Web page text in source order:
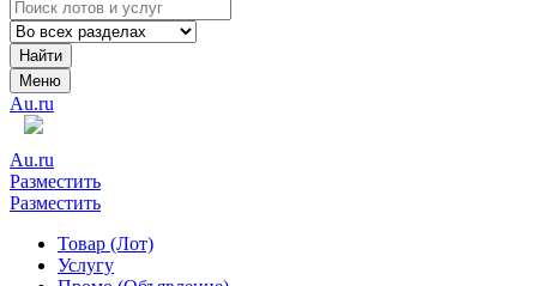
Найти
Меню
Au.ru
Au.ru
Разместить
Разместить
Товар (Лот)
Услугу